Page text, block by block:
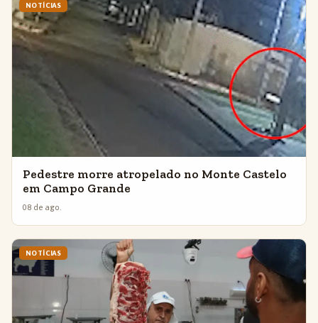
NOTÍCIAS
Pedestre morre atropelado no Monte Castelo
em Campo Grande
08 de ago.
NOTÍCIAS